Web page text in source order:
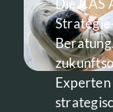
Die CAS